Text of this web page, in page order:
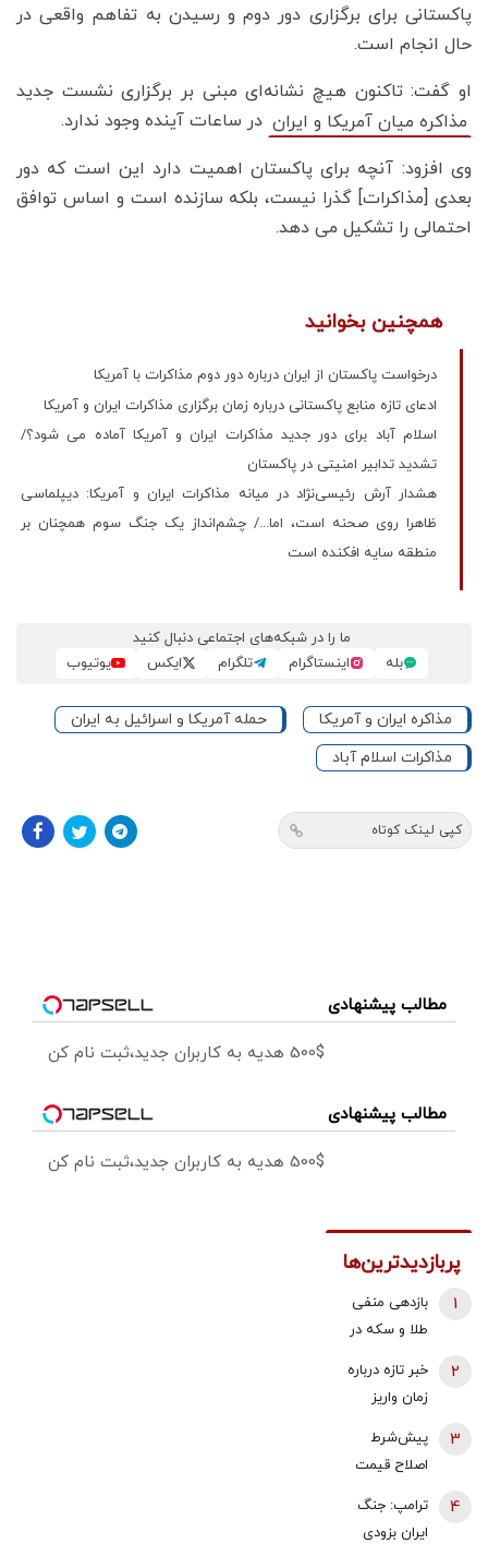
پاکستانی برای برگزاری دور دوم و رسیدن به تفاهم واقعی در
حال انجام است.
او گفت: تاکنون هیچ نشانه‌ای مبنی بر برگزاری نشست جدید
مذاکره میان آمریکا و ایران در ساعات آینده وجود ندارد.
وی افزود: آنچه برای پاکستان اهمیت دارد این است که دور
بعدی [مذاکرات] گذرا نیست، بلکه سازنده است و اساس توافق
احتمالی را تشکیل می دهد.
همچنین بخوانید
درخواست پاکستان از ایران درباره دور دوم مذاکرات با آمریکا
ادعای تازه منابع پاکستانی درباره زمان برگزاری مذاکرات ایران و آمریکا
اسلام آباد برای دور جدید مذاکرات ایران و آمریکا آماده می شود؟/
تشدید تدابیر امنیتی در پاکستان
هشدار آرش رئیسی‌نژاد در میانه مذاکرات ایران و آمریکا: دیپلماسی
ظاهرا روی صحنه است، اما.../ چشم‌انداز یک جنگ سوم همچنان بر
منطقه سایه افکنده است
ما را در شبکه‌های اجتماعی دنبال کنید
بله
اینستاگرام تلگرام ایکس یوتیوب
مذاکره ایران و آمریکا
حمله آمریکا و اسرائیل به ایران
مذاکرات اسلام آباد
کپی لینک کوتاه
مطالب پیشنهادی
500$ هدیه به کاربران جدید،ثبت نام کن
مطالب پیشنهادی
500$ هدیه به کاربران جدید،ثبت نام کن
پربازدیدترین‌ها
بازدهی منفی
طلا و سکه در
پیش بینی
قیمت طلا با دو
اهرم دلار و
تنگه هرمز |
شرط بازگشت
1
خبر تازه درباره
زمان واریز
فروردین و
اردیبهشت
بازنشستگان
تامین اجتماعی
2
پیش‌شرط
اصلاح قیمت
بنزین | توکلی
کاشی:
3
ترامپ: جنگ
ایران بزودی
4